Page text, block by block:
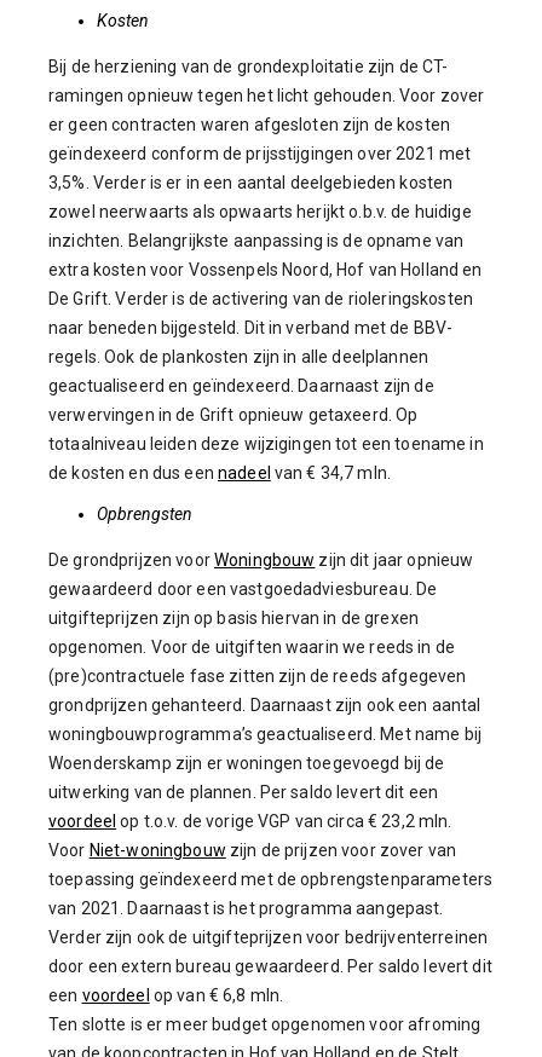
Kosten
Bij de herziening van de grondexploitatie zijn de CT-
ramingen opnieuw tegen het licht gehouden. Voor zover
er geen contracten waren afgesloten zijn de kosten
geïndexeerd conform de prijsstijgingen over 2021 met
3,5%. Verder is er in een aantal deelgebieden kosten
zowel neerwaarts als opwaarts herijkt o.b.v. de huidige
inzichten. Belangrijkste aanpassing is de opname van
extra kosten voor Vossenpels Noord, Hof van Holland en
De Grift. Verder is de activering van de rioleringskosten
naar beneden bijgesteld. Dit in verband met de BBV-
regels. Ook de plankosten zijn in alle deelplannen
geactualiseerd en geïndexeerd. Daarnaast zijn de
verwervingen in de Grift opnieuw getaxeerd. Op
totaalniveau leiden deze wijzigingen tot een toename in
de kosten en dus een nadeel van € 34,7 mln.
Opbrengsten
De grondprijzen voorWoningbouw zijn dit jaar opnieuw
gewaardeerd door een vastgoedadviesbureau. De
uitgifteprijzen zijn op basis hiervan in de grexen
opgenomen. Voor de uitgiften waarin we reeds in de
(pre)contractuele fase zitten zijn de reeds afgegeven
grondprijzen gehanteerd. Daarnaast zijn ook een aantal
woningbouwprogramma’s geactualiseerd. Met name bij
Woenderskamp zijn er woningen toegevoegd bij de
uitwerking van de plannen. Per saldo levert dit een
voordeel op t.o.v. de vorige VGP van circa € 23,2 mln.
Voor Niet-woningbouw zijn de prijzen voor zover van
toepassing geïndexeerd met de opbrengstenparameters
van 2021. Daarnaast is het programma aangepast.
Verder zijn ook de uitgifteprijzen voor bedrijventerreinen
door een extern bureau gewaardeerd. Per saldo levert dit
een voordeel op van € 6,8 mln.
Ten slotte is er meer budget opgenomen voor afroming